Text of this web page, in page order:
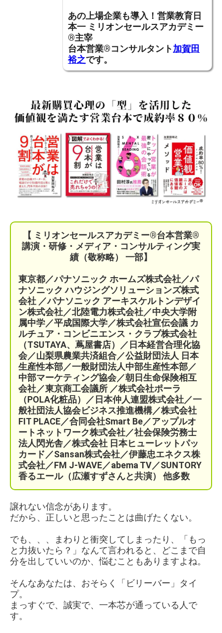
あの上場企業も導入！営業教育日
本一 ミリオンセールスアカデミー
®主宰
台本営業®コンサルタント加賀田
裕之です。
【 ミリオンセールスアカデミー®︎台本営業®︎
講演・研修・メディア・コンサルティング実
績（敬称略） 一部】
東京都／パナソニック ホームズ株式会社／パ
ナソニック ハウジングソリューションズ株式
会社 ／パナソニック アーキスケルトンデザイ
ン株式会社／北陸電力株式会社／中央大学附
属中学／平成国際大学／株式会社宣伝会議 カ
ルチュア・コンビニエンス・クラブ株式会社
（TSUTAYA、蔦屋書店）／ 日本経営合理化協
会／山梨県農業共済組合／公益財団法人 日本
生産性本部／一般財団法人中部生産性本部／
中部マーケティング協会／朝日生命保険相互
会社／東京商工会議所 ／株式会社ポーラ
（POLA化粧品）
／日本仲人連盟株式会社／一
般社団法人協会ビジネス推進機構／株式会社
FIT PLACE／合同会社Smart Be／アップルオ
ートネットワーク株式会社／社会保険労務士
法人閃光舎／株式会社 日本ヒューレットパッ
カード／Sansan株式会社／伊藤忠エネクス株
式会社／FM J-WAVE／abema TV／SUNTORY
香るエール（広瀬すずさんと共演） 他多数
譲れない信念があります。
だから、正しいと思ったことは曲げたくない。
でも、、、まわりと衝突してしまったり、「もっ
と力抜いたら？」なんて言われると、どこまで自
分を出していいのか、悩むこともありますよね。
そんなあなたは、おそらく「ビリーバー」タイ
プ。
まっすぐで、誠実で、一本芯が通っている人で
す。